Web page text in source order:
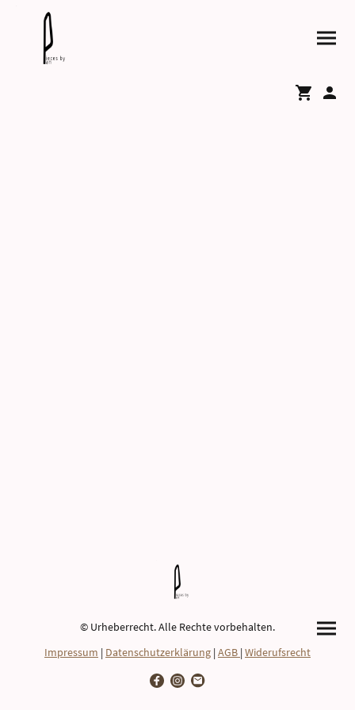
© Urheberrecht. Alle Rechte vorbehalten.
Impressum | Datenschutzerklärung | AGB | Widerufsrecht